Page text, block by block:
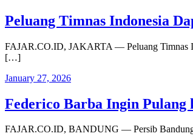
Peluang Timnas Indonesia
FAJAR.CO.ID, JAKARTA — Peluang Timnas
[…]
January 27, 2026
Federico Barba Ingin
FAJAR.CO.ID, BANDUNG — Persib Bandung